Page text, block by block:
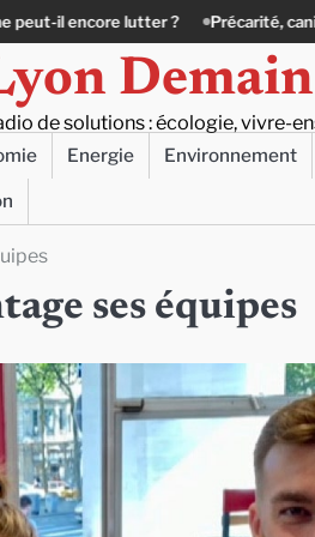
Précarité, canicule, solitude : quand le
Demain
de solutions : écologie, vivre-
Energie Environnement
ses équipes